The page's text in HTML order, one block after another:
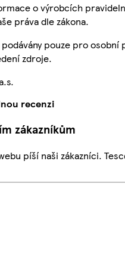
o výrobcích
práva dle zákona.
pouze pro
zdroje.
recenzi
zákazníkům
píší naši zákazníci.